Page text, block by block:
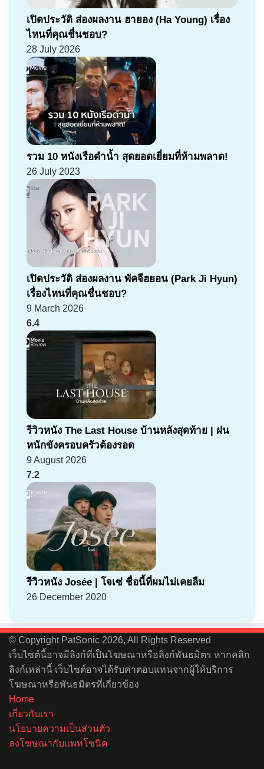
เปิดประวัติ ส่องผลงาน ฮายอง (Ha Young) เรื่อง
ไหนที่คุณชื่นชอบ?
28 July 2026
รวม 10 หนังเรือดำน้ำ สุดยอดเยี่ยมที่ห้ามพลาด!
26 July 2023
เปิดประวัติ ส่องผลงาน พัคจีฮยอน (Park Ji Hyun)
เรื่องไหนที่คุณชื่นชอบ?
9 March 2026
6.4
รีวิวหนัง The Last House บ้านหลังสุดท้าย | ฝน
หนักขังครอบครัวต้องรอด
9 August 2026
7.2
รีวิวหนัง Josée | โจเซ่ ชื่อนี้ที่ผมไม่เคยลืม
26 December 2020
© Copyright PatSonic 2026, All Rights Reserved
เว็บไซต์นี้อาจมีลิงก์ที่เป็นโฆษณาหรือลิงก์พันธมิตร หากคลิก
ลิงก์เหล่านี้ เว็บไซต์อาจได้รับค่าตอบแทนจากผู้ให้บริการ
โฆษณาหรือพันธมิตรที่เกี่ยวข้อง
Home
เกี่ยวกับเรา
นโยบายความเป็นส่วนตัว
ลงโฆษณากับแพทโซนิค